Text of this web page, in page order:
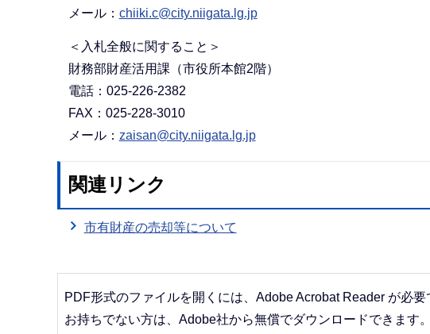
メール： chiiki.c@city.niigata.lg.jp
＜入札全般に関すること＞
財務部財産活用課（市役所本館2階）
電話：025-226-2382
FAX：025-228-3010
メール： zaisan@city.niigata.lg.jp
関連リンク
市有財産の売却等について
PDF形式のファイルを開くには、Adobe Acrobat Reader が必要
お持ちでない方は、Adobe社から無償でダウンロードできます。